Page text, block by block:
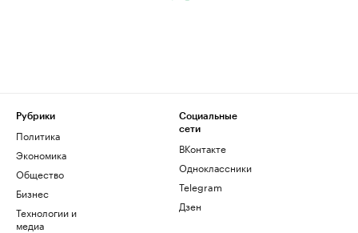
Рубрики
Политика
Экономика
Общество
Бизнес
Технологии и
медиа
Социальные
сети
ВКонтакте
Одноклассники
Telegram
Дзен